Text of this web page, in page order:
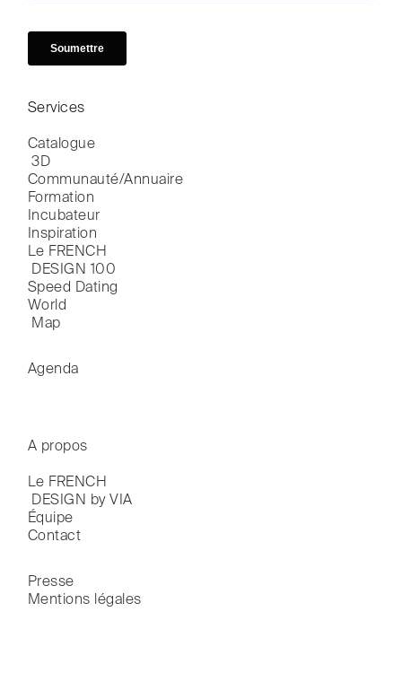
Services
Catalogue
3D
Communauté/Annuaire
Formation
Incubateur
Inspiration
Le FRENCH
DESIGN 100
Speed Dating
World
Map
Agenda
A propos
Le FRENCH
DESIGN by VIA
Équipe
Contact
Presse
Mentions légales